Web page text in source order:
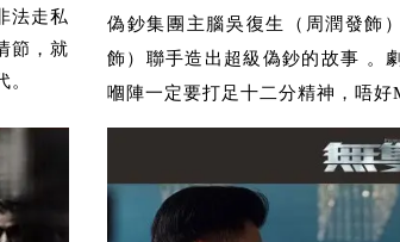
法走私
節，就
偽鈔集團主腦吳復生
（周潤發飾
飾）聯手造出超級偽鈔的故事 。
嗰陣一定要打足十二分精神，唔好